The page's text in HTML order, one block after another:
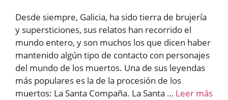
Desde siempre, Galicia, ha sido tierra de brujería
y supersticiones, sus relatos han recorrido el
mundo entero, y son muchos los que dicen haber
mantenido algún tipo de contacto con personajes
del mundo de los muertos. Una de sus leyendas
más populares es la de la procesión de los
muertos: La Santa Compaña. La Santa … Leer más